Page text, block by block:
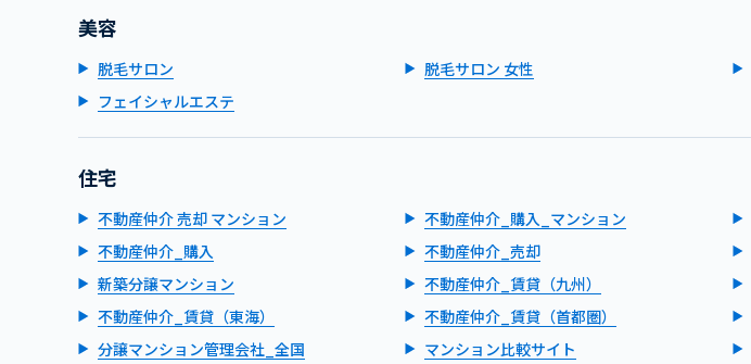
美容
脱毛サロン 脱毛サロン 女性
フェイシャルエステ
住宅
不動産仲介 売却 マンション 不動産仲介_購入_マンション
不動産仲介_購入
不動産仲介_売却
新築分譲マンション
不動産仲介_賃貸（九州）
不動産仲介_賃貸（東海）
不動産仲介_賃貸（首都圏）
分譲マンション管理会社_全国
マンション比較サイト